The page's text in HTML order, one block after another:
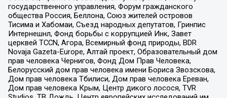
государственного управления, Форум гражданского
общества Россия, Беллона, Союз жителей островов
Тисима и Хабомаи, Съезд народных депутатов, Гринпис
Интернешнл, Фонд борьбы с коррупцией Инк, Завет
церквей TCCN, Агора, Всемирный фонд природы, BDR
Novaja Gazeta-Europe, Алтай проект, Образовательный дом
прав человека Чернигов, Фонд Дом Прав Человека,
Белорусский дом прав человека имени Бориса Звозскова,
Дом прав человека Тбилиси, Дом прав человека Ереван,
Дом прав человека Крым, Центр дикого лосося, TVR